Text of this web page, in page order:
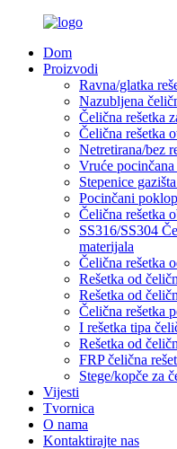
Dom
Proizvodi
Ravna/glatka
Nazubljena
Čelična rešetka
Čelična rešetka
Netretirana/bez
Vruće pocinčana
Stepenice
Pocinčani
Čelična rešetka
SS316/SS304
materijala
Čelična rešetka
Rešetka od
Rešetka od
Čelična rešetka
I rešetka tipa
Rešetka od
FRP čelična
Stege/kopče za
Vijesti
Tvornica
O nama
Kontaktirajte nas